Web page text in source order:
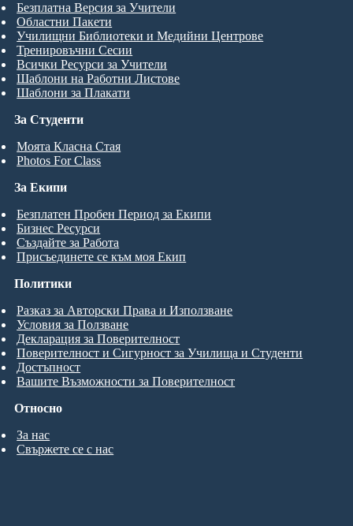
За Студенти
Моята Класна Стая
Photos For Class
Безплатна Версия за Учители
Областни Пакети
Училищни Библиотеки и Медийни Центрове
Тренировъчни Сесии
Всички Ресурси за Учители
Шаблони на Работни Листове
Шаблони за Плакати
За Екипи
Безплатен Пробен Период за Екипи
Бизнес Ресурси
Създайте за Работа
Присъединете се към моя Екип
Относно
За нас
Свържете се с нас
Политики
Разказ за Авторски Права и Използване
Условия за Ползване
Декларация за Поверителност
Поверителност и Сигурност за Училища и Студенти
Достъпност
Вашите Възможности за Поверителност